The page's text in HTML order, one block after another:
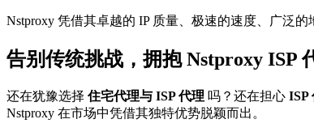
Nstproxy 凭借其卓越的 IP 质量、极速的速度、广泛
告别传统挑战，拥抱 Nstproxy ISP
还在犹豫选择 住宅代理与 ISP 代理 吗？还在担心 ISP
Nstproxy 在市场中凭借其独特优势脱颖而出。